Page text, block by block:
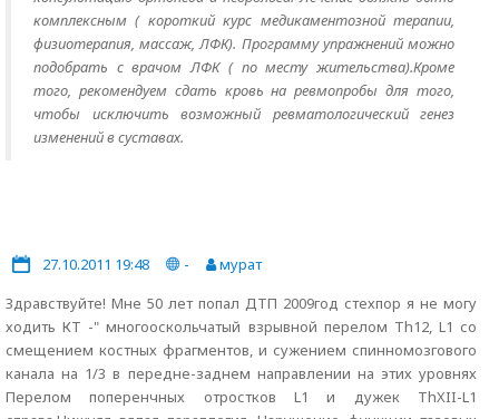
комплексным ( короткий курс медикаментозной терапии,
физиотерапия, массаж, ЛФК). Программу упражнений можно
подобрать с врачом ЛФК ( по месту жительства).Кроме
того, рекомендуем сдать кровь на ревмопробы для того,
чтобы исключить возможный ревматологический генез
изменений в суставах.
27.10.2011 19:48 -
мурат
Здравствуйте! Мне 50 лет попал ДТП 2009год стехпор я не могу
ходить КТ -" многооскольчатый взрывной перелом Th12, L1 со
смещением костных фрагментов, и сужением спинномозгового
канала на 1/3 в передне-заднем направлении на этих уровнях
Перелом поперенчных отростков L1 и дужек ThXII-L1